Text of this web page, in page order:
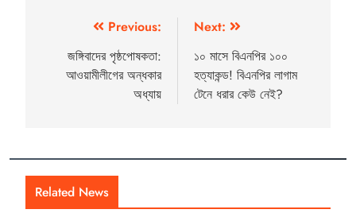
Previous:
জঙ্গিবাদের পৃষ্ঠপোষকতা:
আওয়ামীলীগের অন্ধকার
অধ্যায়
Next:
১০ মাসে বিএনপির ১০০
হত্যাকন্ড! বিএনপির লাগাম
টেনে ধরার কেউ নেই?
Related News